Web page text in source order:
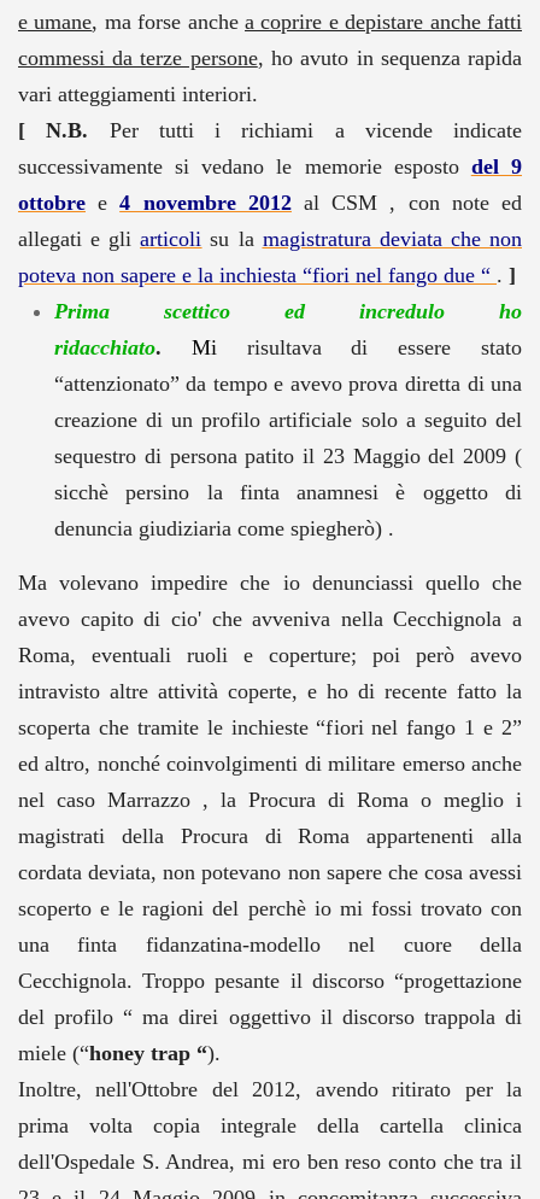
e umane, ma forse anchea coprire e depistare anche fatti
commessi da terze persone, ho avuto in sequenza rapida
vari atteggiamenti interiori.
[ N.B. Per tutti i richiami a vicende indicate
successivamente si vedano le memorie esposto del 9
ottobre e4 novembre 2012 al CSM , con note ed
allegati e gliarticoli su la magistratura deviata che non
poteva non sapere e la inchiesta “fiori nel fango due “ . ]
Prima scettico ed incredulo ho
ridacchiato. Mirisultava di essere stato
“attenzionato” da tempo e avevo prova diretta di una
creazione di un profilo artificiale solo a seguito del
sequestro di persona patito il 23 Maggio del 2009 (
sicchè persino la finta anamnesi è oggetto di
denuncia giudiziaria come spiegherò) .
Ma volevano impedire che io denunciassi quello che
avevo capito di cio' che avveniva nella Cecchignola a
Roma, eventuali ruoli e coperture; poi però avevo
intravisto altre attività coperte, e ho di recente fatto la
scoperta che tramite le inchieste “fiori nel fango 1 e 2”
ed altro, nonché coinvolgimenti di militare emerso anche
nel caso Marrazzo , la Procura di Roma o meglio i
magistrati della Procura di Roma appartenenti alla
cordata deviata, non potevano non sapere che cosa avessi
scoperto e le ragioni del perchè io mi fossi trovato con
una finta fidanzatina-modello nel cuore della
Cecchignola. Troppo pesante il discorso “progettazione
del profilo “ ma direi oggettivo il discorso trappola di
miele (“honey trap “).
Inoltre, nell'Ottobre del 2012, avendo ritirato per la
prima volta copia integrale della cartella clinica
dell'Ospedale S. Andrea, mi ero ben reso conto che tra il